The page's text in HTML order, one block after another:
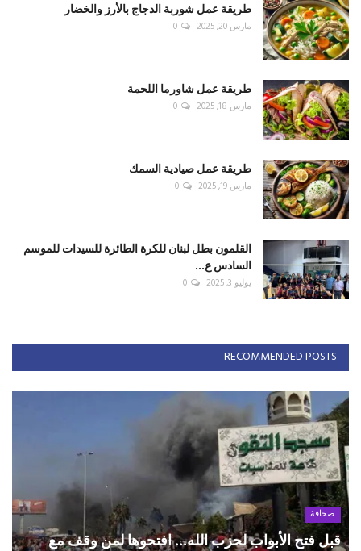
طريقة عمل شوربة الدجاج بالأرز والخضار
مارس 20, 2025 0
طريقة عمل شاورما اللحمة
مارس 18, 2025 0
طريقة عمل صيادية السمك
مارس 19, 2025 0
القلمون بطل لبنان للكرة الطائرة للسيدات للموسم
السادس ع...
يوليو 3, 2025 0
RECOMMENDED POSTS
صحافة
قبل فتح الأبواب لحزب الله... افتحوها لمن وقف مع